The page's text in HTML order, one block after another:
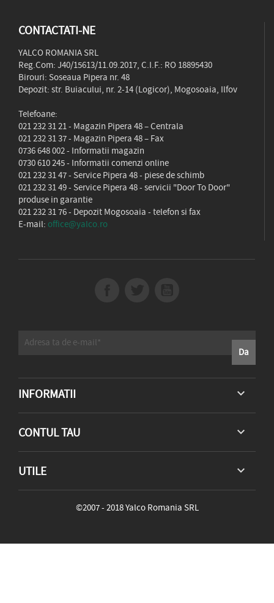
CONTACTATI-NE
YALCO ROMANIA SRL
Reg.Com: J40/15613/11.09.2017, C.I.F.: RO 18895430
Birouri: Soseaua Pipera nr. 48
Depozit: str. Buiacului, nr. 2-14 (Logicor), Mogosoaia, Ilfov
Telefoane:
021 232 31 21- Magazin Pipera 48 – Centrala
021 232 31 37- Magazin Pipera 48 – Fax
0736 648 002- Informatii magazin
0730 610 245- Informatii comenzi online
021 232 31 47- Service Pipera 48 - piese de schimb
021 232 31 49- Service Pipera 48 - servicii "Door To Door"
produse in garantie
021 232 31 76- Depozit Mogosoaia - telefon si fax
E-mail: office@yalco.ro
INFORMATII 
CONTUL TAU 
UTILE 
©2007 - 2018 Yalco Romania SRL